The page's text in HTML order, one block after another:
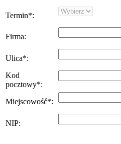
Termin*:
Firma:
Ulica*:
Kod
pocztowy*:
Miejscowość*:
NIP: